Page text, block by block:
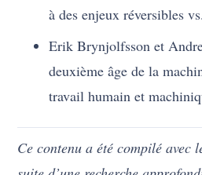
à des enjeux réversibles
Erik Brynjolfsson et
deuxième âge de la
travail humain et
Ce contenu a été compilé avec